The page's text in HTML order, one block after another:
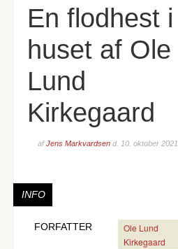
En flodhest i
huset af Ole
Lund
Kirkegaard
afJens Markvardsen d. 10. oktober 2021
INFO
FORFATTER
Ole Lund
Kirkegaard